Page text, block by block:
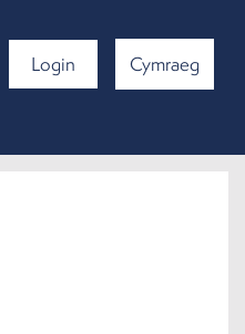
Login Cymraeg